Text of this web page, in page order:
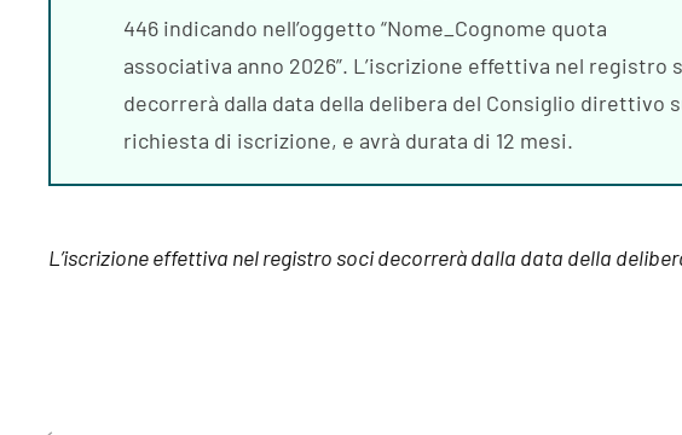
446 indicando nell’oggetto “Nome_Cognome quota
associativa anno 2026”. L’iscrizione effettiva nel registro
decorrerà dalla data della delibera del Consiglio direttivo
richiesta di iscrizione, e avrà durata di 12 mesi.
L’iscrizione effettiva nel registro soci decorrerà dalla data della